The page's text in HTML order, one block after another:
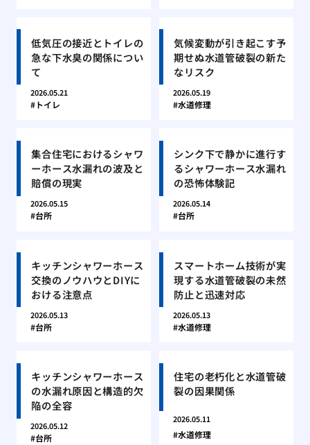
低気圧の接近とトイレの
急な下水臭の関係につい
て
2026.05.21
トイレ
気候変動が引き起こす予
期せぬ水道管破裂の新た
なリスク
2026.05.19
水道修理
集合住宅におけるシャワ
ーホース水漏れの波及と
賠償の現実
2026.05.15
台所
シンク下で静かに進行す
るシャワーホース水漏れ
の恐怖体験記
2026.05.14
台所
キッチンシャワーホース
交換のノウハウとDIYに
おける注意点
2026.05.13
台所
スマートホーム技術が実
現する水道管破裂の未然
防止と迅速対応
2026.05.13
水道修理
キッチンシャワーホース
の水漏れ原因と構造的欠
陥の全容
2026.05.12
台所
住宅の老朽化と水道管破
裂の因果関係
2026.05.11
水道修理